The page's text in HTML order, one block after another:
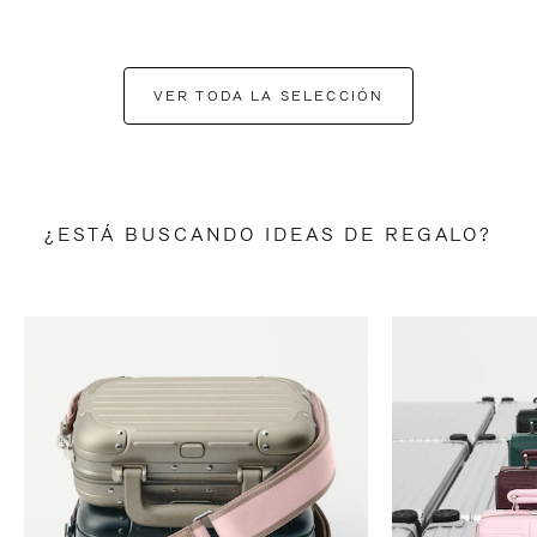
VER TODA LA SELECCIÓN
¿ESTÁ BUSCANDO IDEAS DE REGALO?